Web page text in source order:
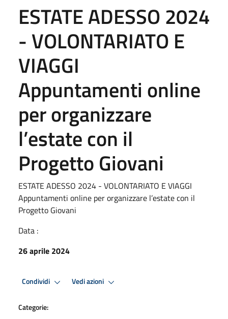
ESTATE ADESSO 2024
- VOLONTARIATO E
VIAGGI
Appuntamenti online
per organizzare
l’estate con il
Progetto Giovani
ESTATE ADESSO 2024 - VOLONTARIATO E VIAGGI
Appuntamenti online per organizzare l’estate con il
Progetto Giovani
Data :
26 aprile 2024
Condividi Vedi azioni
Categorie: